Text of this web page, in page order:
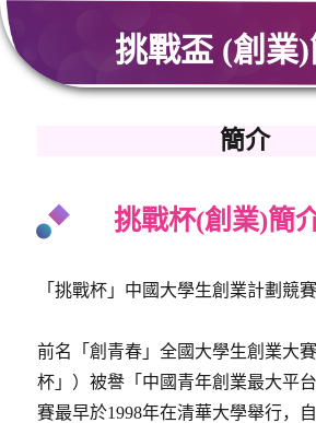
Skip
to
content
挑戰盃 (創業
簡介
挑戰杯(創業)簡
「挑戰杯」中國大學生創業計劃競賽
前名「創青春」全國大學生創業大
杯」）被譽「中國青年創業最大平
賽最早於1998年在清華大學舉行，